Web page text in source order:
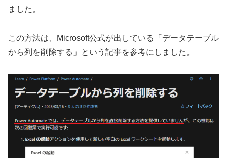
ました。
この方法は、Microsoft公式が出している「データテーブル
から列を削除する」という記事を参考にしました。